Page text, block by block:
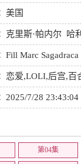
美国
克里斯·帕内尔 哈
多尼
Fill Marc Sagadraca
恋爱,LOLI,后宫,百
2025/7/28 23:43:04
第04集